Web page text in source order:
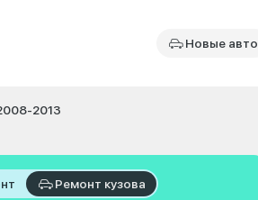
Новые авто
2013
Ремонт кузова